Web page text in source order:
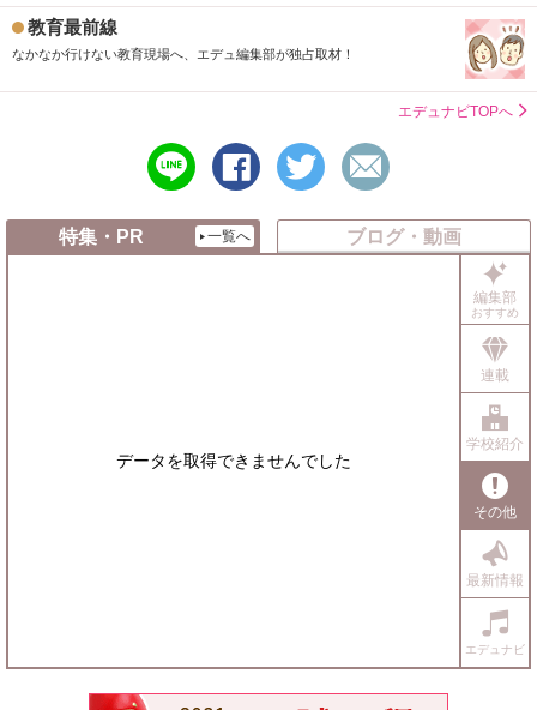
教育最前線
なかなか行けない教育現場へ、エデュ編集部が独占取材！
エデュナビTOPへ
line
で
る
シ
ェ
す
る
ツ
イ
す
メ
ー
で
送
特集・PR 一覧へ ブログ・動画
編集部
おすすめ
連載
学校紹介
その他
最新情報
エデュナビ
データを取得できませんでした